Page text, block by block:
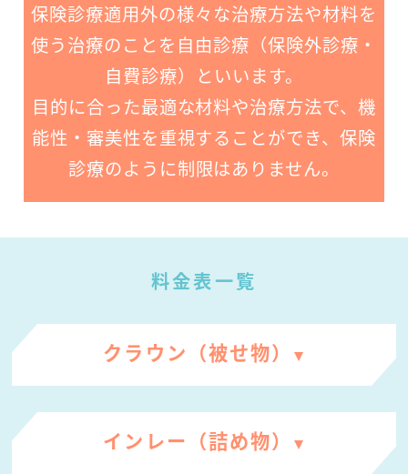
保険診療適用外の様々な治療方法や材料を
使う治療のことを自由診療（保険外診療・
自費診療）といいます。
目的に合った最適な材料や治療方法で、機
能性・審美性を重視することができ、保険
診療のように制限はありません。
料金表一覧
クラウン（被せ物）
インレー（詰め物）